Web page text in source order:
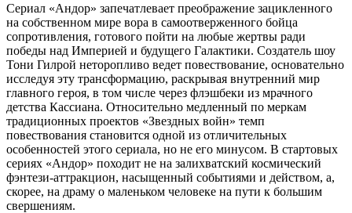
Сериал «Андор» запечатлевает преображение зацикленного
на собственном мире вора в самоотверженного бойца
сопротивления, готового пойти на любые жертвы ради
победы над Империей и будущего Галактики. Создатель шоу
Тони Гилрой неторопливо ведет повествование, основательно
исследуя эту трансформацию, раскрывая внутренний мир
главного героя, в том числе через флэшбеки из мрачного
детства Кассиана. Относительно медленный по меркам
традиционных проектов «Звездных войн» темп
повествования становится одной из отличительных
особенностей этого сериала, но не его минусом. В стартовых
сериях «Андор» походит не на залихватский космический
фэнтези-аттракцион, насыщенный событиями и действом, а,
скорее, на драму о маленьком человеке на пути к большим
свершениям.